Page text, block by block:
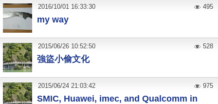
my way
2016/10/01 16:33:30 495
強盜小偷文化
2015/06/26 10:52:50 528
SMIC, Huawei, imec, and Qualcomm in
2015/06/24 21:03:42 975